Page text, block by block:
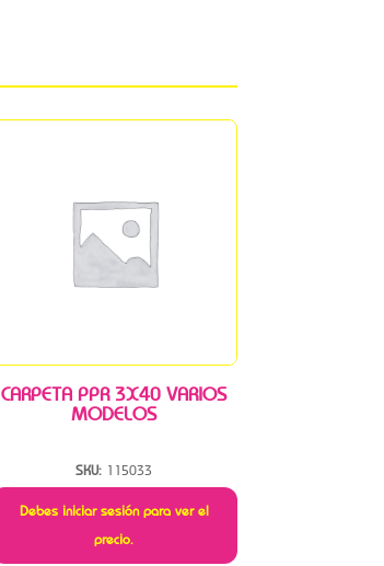
CARPETA PPR 3X40 VARIOS
MODELOS
SKU: 115033
Debes iniciar sesión para ver el
precio.